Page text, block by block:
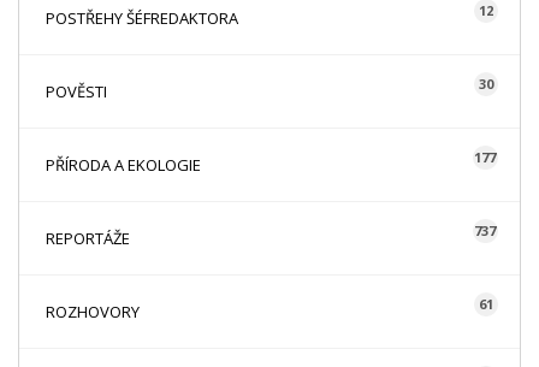
POSTŘEHY ŠÉFREDAKTORA 12
POVĚSTI 30
PŘÍRODA A EKOLOGIE 177
REPORTÁŽE 737
ROZHOVORY 61